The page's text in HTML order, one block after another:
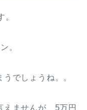
。
。
でしょうね。。
ませんが、5万円